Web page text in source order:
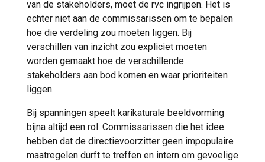
van de stakeholders, moet de rvc ingrijpen. Het is
echter niet aan de commissarissen om te bepalen
hoe die verdeling zou moeten liggen. Bij
verschillen van inzicht zou expliciet moeten
worden gemaakt hoe de verschillende
stakeholders aan bod komen en waar prioriteiten
liggen.
Bij spanningen speelt karikaturale beeldvorming
bijna altijd een rol. Commissarissen die het idee
hebben dat de directievoorzitter geen impopulaire
maatregelen durft te treffen en intern om gevoelige